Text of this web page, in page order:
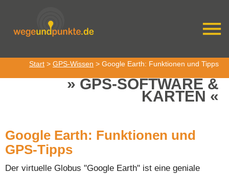
Start > GPS-Wissen > Google Earth: Funktionen und Tipps
GPS-SOFTWARE &
KARTEN
Google Earth: Funktionen und
GPS-Tipps
Der virtuelle Globus "Google Earth" ist eine geniale